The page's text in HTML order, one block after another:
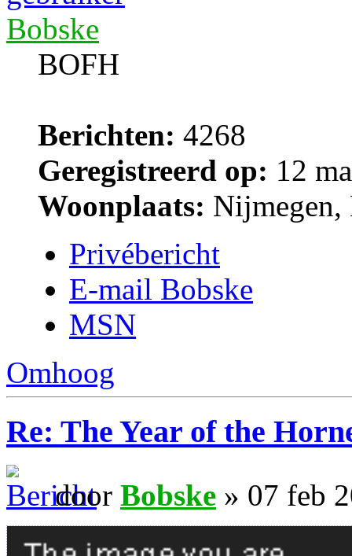
Bobske
BOFH
Berichten: 4268
Geregistreerd op: 12
Woonplaats:
Privébericht
E-mail Bobske
MSN
Omhoog
Re: The Year of the
door Bobske » 07 feb